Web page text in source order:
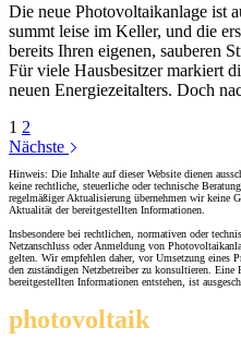
Die neue Photovoltaikanlage ist
summt leise im Keller, und die
bereits Ihren eigenen, sauberen
Für viele Hausbesitzer markiert
neuen Energiezeitalters. Doch
1 2
Nächste
Hinweis: Die Inhalte auf dieser Website dienen
keine rechtliche, steuerliche oder technische
regelmäßiger Aktualisierung übernehmen wir
Aktualität der bereitgestellten Informationen.
Insbesondere bei rechtlichen, normativen oder
Netzanschluss oder Anmeldung von
gelten. Wir empfehlen daher, vor Umsetzung eines
den zuständigen Netzbetreiber zu konsultieren.
bereitgestellten Informationen entstehen, ist
photovoltaik